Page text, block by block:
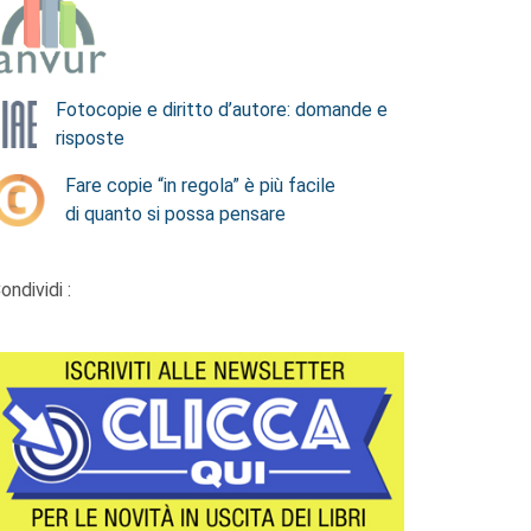
Fotocopie e diritto d’autore: domande e
risposte
Fare copie “in regola” è più facile
di quanto si possa pensare
: